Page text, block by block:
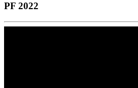
PF 2022